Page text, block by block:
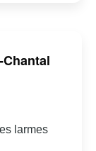
larmes